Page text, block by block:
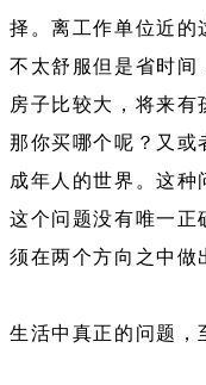
择。离工作单位近的
不太舒服但是省时间
房子比较大，将来有
那你买哪个呢？又或
成年人的世界。这种
这个问题没有唯一正
须在两个方向之中做
生活中真正的问题，